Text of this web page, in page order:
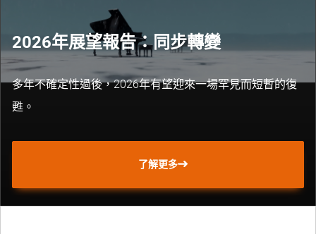
2026年展望報告：同步轉變
多年不確定性過後，2026年有望迎來一場罕見而短暫的復
甦。
了解更多